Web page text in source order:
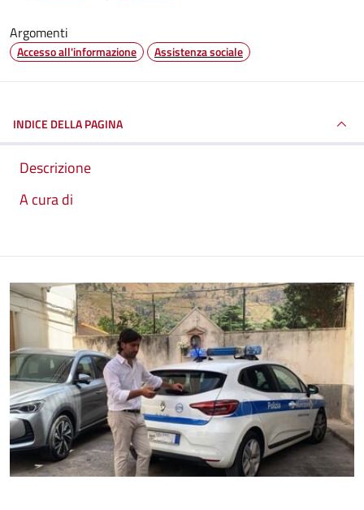
Argomenti
Accesso all'informazione Assistenza sociale
INDICE DELLA PAGINA
Descrizione
A cura di